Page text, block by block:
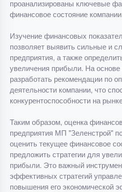
проанализированы ключевые
финансовое состояние
Изучение финансовых
позволяет выявить сильные и
предприятия, а также
увеличения прибыли. На
разработать рекомендации по
деятельности компании, что
конкурентоспособности на
Таким образом, оценка
предприятия МП "Зеленстрой"
оценить текущее финансовое
предложить стратегии для
прибыли. Это важный
эффективных стратегий
повышения его экономической